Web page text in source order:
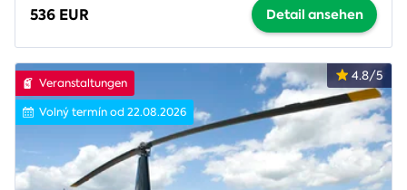
536 EUR Detail ansehen
4.8/5
Veranstaltungen
Volný termín od 22.08.2026